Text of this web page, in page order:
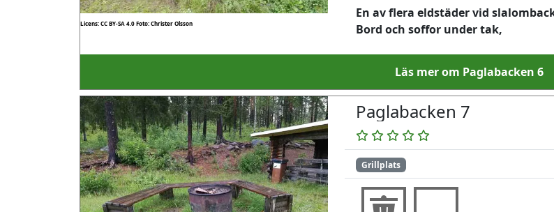
Licens: CC BY-SA 4.0Foto: Christer Olsson
En av flera eldstäder vid
Bord och soffor under tak,
Läs mer om Paglabacken 6
Paglabacken 7
Grillplats